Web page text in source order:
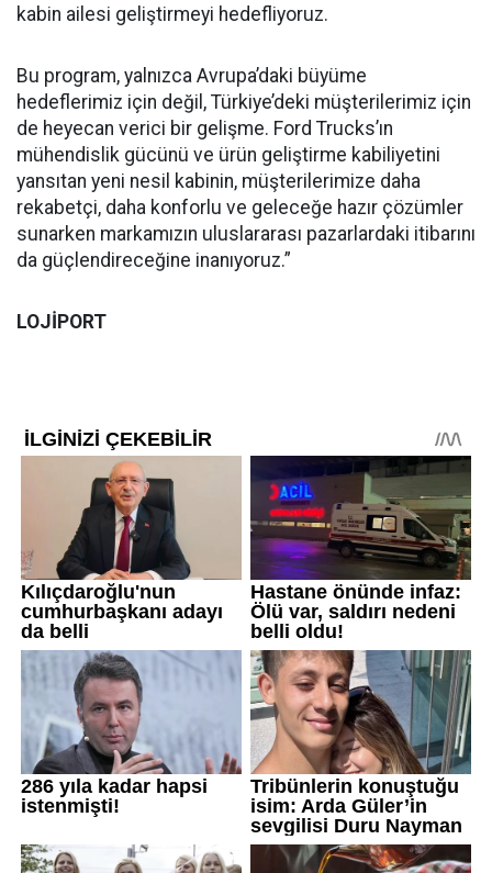
kabin ailesi geliştirmeyi hedefliyoruz.
Bu program, yalnızca Avrupa’daki büyüme
hedeflerimiz için değil, Türkiye’deki müşterilerimiz için
de heyecan verici bir gelişme. Ford Trucks’ın
mühendislik gücünü ve ürün geliştirme kabiliyetini
yansıtan yeni nesil kabinin, müşterilerimize daha
rekabetçi, daha konforlu ve geleceğe hazır çözümler
sunarken markamızın uluslararası pazarlardaki itibarını
da güçlendireceğine inanıyoruz.”
LOJİPORT